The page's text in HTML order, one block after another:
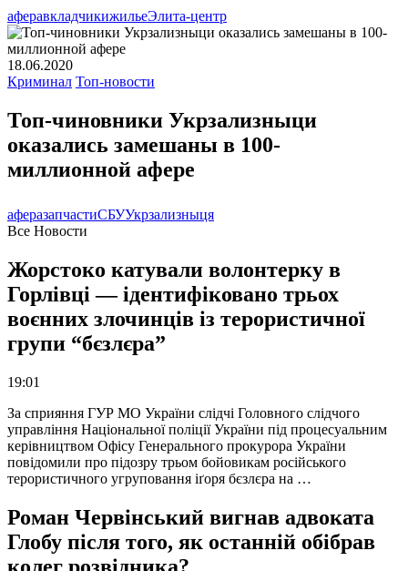
аферавкладчикижильеЭлита-центр
18.06.2020
Криминал Топ-новости
Топ-чиновники Укрзализныци
оказались замешаны в 100-
миллионной афере
аферазапчастиСБУУкрзализныця
Все Новости
Жорстоко катували волонтерку в
Горлівці — ідентифіковано трьох
воєнних злочинців із терористичної
групи “бєзлєра”
19:01
За сприяння ГУР МО України слідчі Головного слідчого
управління Національної поліції України під процесуальним
керівництвом Офісу Генерального прокурора України
повідомили про підозру трьом бойовикам російського
терористичного угруповання іґоря бєзлєра на …
Роман Червінський вигнав адвоката
Глобу після того, як останній обібрав
колег розвідника?